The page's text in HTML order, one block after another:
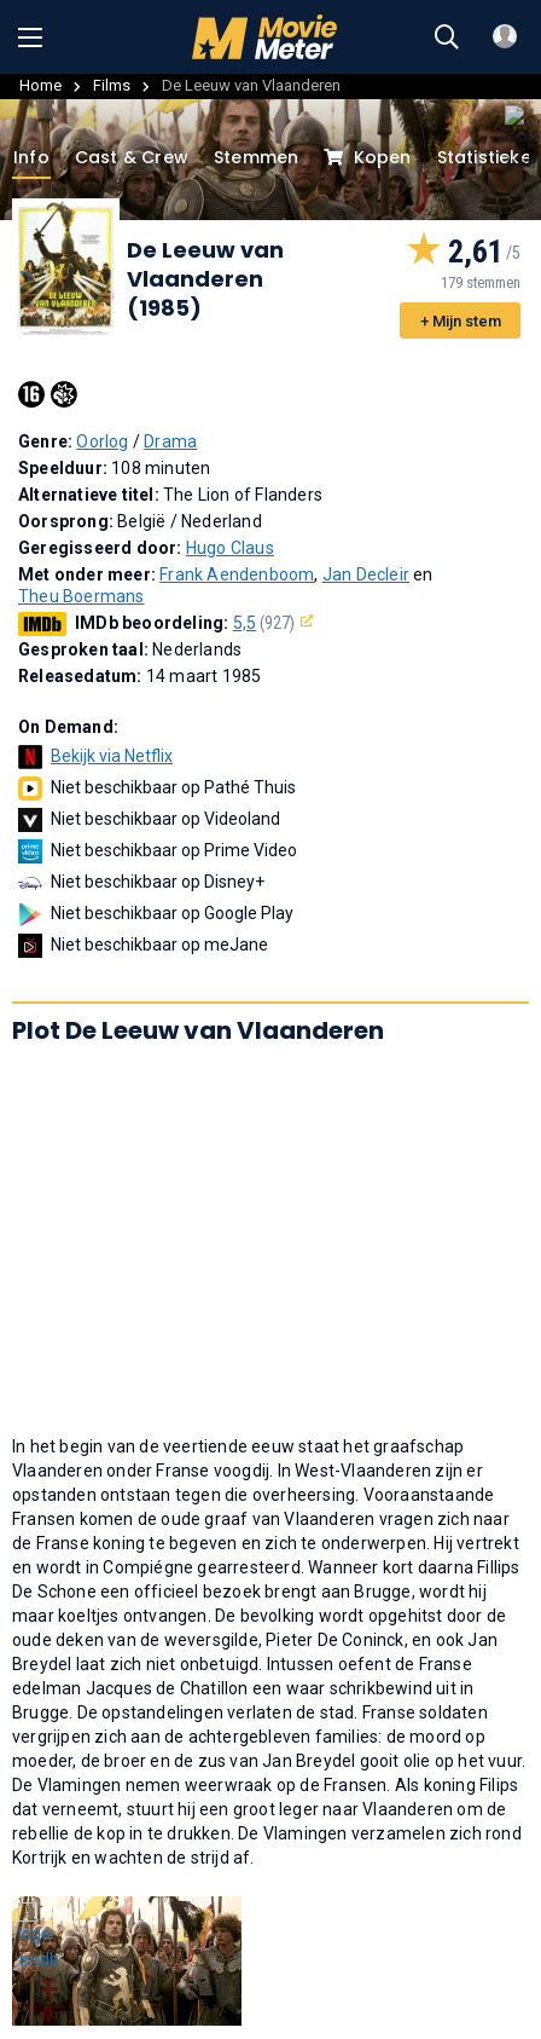
Home Films De Leeuw van Vlaanderen
Info Cast & Crew Stemmen Kopen
De Leeuw van
Vlaanderen
(1985)
2,61
179 stemmen
+ Mijn stem
Genre:Oorlog / Drama
Speelduur: 108 minuten
Alternatieve titel: The Lion of Flanders
Oorsprong: België / Nederland
Geregisseerd door: Hugo Claus
Met onder meer: Frank Aendenboom, Jan Decleiren
Theu Boermans
IMDb beoordeling: 5,5 (927)
Gesproken taal: Nederlands
Releasedatum: 14 maart 1985
On Demand:
Bekijk via Netflix
Niet beschikbaar op Pathé Thuis
Niet beschikbaar op Videoland
Niet beschikbaar op Prime Video
Niet beschikbaar op Disney+
Niet beschikbaar op Google Play
Niet beschikbaar op meJane
Plot De Leeuw van Vlaanderen
In het begin van de veertiende eeuw staat het graafschap
Vlaanderen onder Franse voogdij. In West-Vlaanderen zijn er
opstanden ontstaan tegen die overheersing. Vooraanstaande
Fransen komen de oude graaf van Vlaanderen vragen zich naar
de Franse koning te begeven en zich te onderwerpen. Hij vertrekt
en wordt in Compiégne gearresteerd. Wanneer kort daarna Fillips
De Schone een officieel bezoek brengt aan Brugge, wordt hij
maar koeltjes ontvangen. De bevolking wordt opgehitst door de
oude deken van de weversgilde, Pieter De Coninck, en ook Jan
Breydel laat zich niet onbetuigd. Intussen oefent de Franse
edelman Jacques de Chatillon een waar schrikbewind uit in
Brugge. De opstandelingen verlaten de stad. Franse soldaten
vergrijpen zich aan de achtergebleven families: de moord op
moeder, de broer en de zus van Jan Breydel gooit olie op het vuur.
De Vlamingen nemen weerwraak op de Fransen. Als koning Filips
dat verneemt, stuurt hij een groot leger naar Vlaanderen om de
rebellie de kop in te drukken. De Vlamingen verzamelen zich rond
Kortrijk en wachten de strijd af.